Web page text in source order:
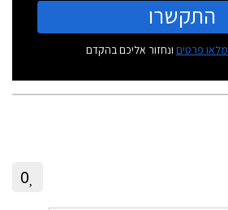
התקשרו
מלאו פרטים ונחזור אליכם בהקדם
0